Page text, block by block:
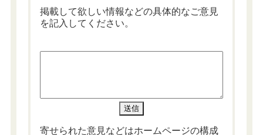
掲載して欲しい情報などの具体的なご意見
を記入してください。
寄せられた意見などはホームページの構成